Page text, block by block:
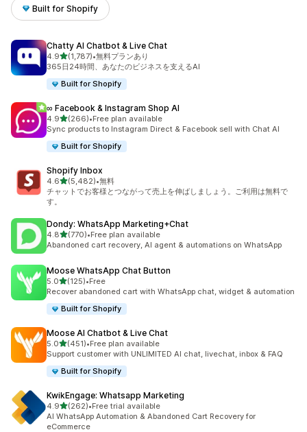
Built for Shopify
Chatty AI Chatbot & Live Chat
4.95つ星中
(1,787)
合計レビュー数：1787件
•無料プランあり
365日24時間、あなたのビジネスを支えるAI
Built for Shopify
∞ Facebook & Instagram Shop AI
4.95つ星中
(266)
合計レビュー数：266件
•Free plan available
Sync products to Instagram Direct & Facebook sell with Chat AI
Built for Shopify
Shopify Inbox
4.65つ星中
(5,482)
合計レビュー数：5482件
•無料
チャットでお客様とつながって売上を伸ばしましょう。ご利用は無料で
す。
Dondy: WhatsApp Marketing+Chat
4.85つ星中
(770)
合計レビュー数：770件
•Free plan available
Abandoned cart recovery, AI agent & automations on WhatsApp
Moose WhatsApp Chat Button
5.05つ星中
(125)
合計レビュー数：125件
•Free
Recover abandoned cart with WhatsApp chat, widget & automation
Built for Shopify
Moose AI Chatbot & Live Chat
5.05つ星中
(451)
合計レビュー数：451件
•Free plan available
Support customer with UNLIMITED AI chat, livechat, inbox & FAQ
Built for Shopify
KwikEngage: Whatsapp Marketing
4.95つ星中
(262)
合計レビュー数：262件
•Free trial available
AI WhatsApp Automation & Abandoned Cart Recovery for
eCommerce